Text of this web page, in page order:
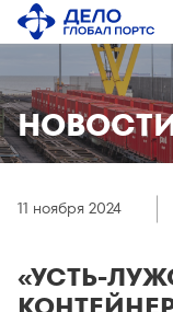
11 ноября 2024
«УСТЬ-